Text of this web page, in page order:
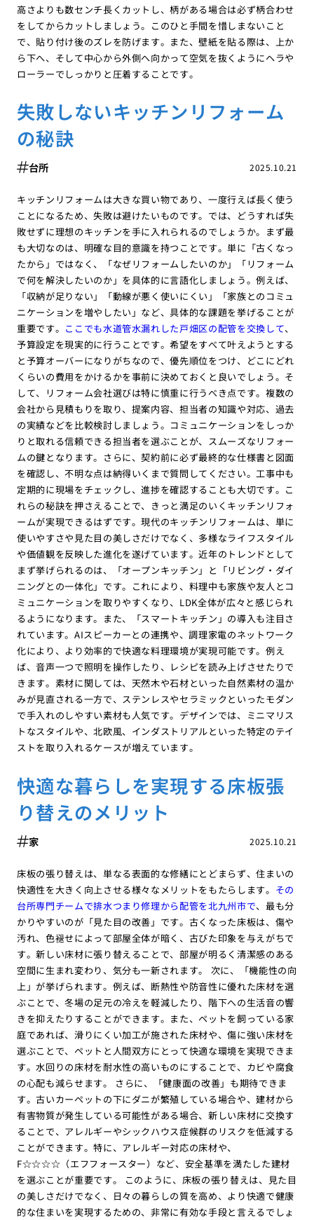
高さよりも数センチ長くカットし、柄がある場合は必ず柄合わせ
をしてからカットしましょう。このひと手間を惜しまないこと
で、貼り付け後のズレを防げます。また、壁紙を貼る際は、上か
ら下へ、そして中心から外側へ向かって空気を抜くようにヘラや
ローラーでしっかりと圧着することです。
失敗しないキッチンリフォーム
の秘訣
2025.10.21
台所
キッチンリフォームは大きな買い物であり、一度行えば長く使う
ことになるため、失敗は避けたいものです。では、どうすれば失
敗せずに理想のキッチンを手に入れられるのでしょうか。まず最
も大切なのは、明確な目的意識を持つことです。単に「古くなっ
たから」ではなく、「なぜリフォームしたいのか」「リフォーム
で何を解決したいのか」を具体的に言語化しましょう。例えば、
「収納が足りない」「動線が悪く使いにくい」「家族とのコミュ
ニケーションを増やしたい」など、具体的な課題を挙げることが
重要です。 ここでも水道管水漏れした戸畑区の配管を交換して、
予算設定を現実的に行うことです。希望をすべて叶えようとする
と予算オーバーになりがちなので、優先順位をつけ、どこにどれ
くらいの費用をかけるかを事前に決めておくと良いでしょう。そ
して、リフォーム会社選びは特に慎重に行うべき点です。複数の
会社から見積もりを取り、提案内容、担当者の知識や対応、過去
の実績などを比較検討しましょう。コミュニケーションをしっか
りと取れる信頼できる担当者を選ぶことが、スムーズなリフォー
ムの鍵となります。さらに、契約前に必ず最終的な仕様書と図面
を確認し、不明な点は納得いくまで質問してください。工事中も
定期的に現場をチェックし、進捗を確認することも大切です。こ
れらの秘訣を押さえることで、きっと満足のいくキッチンリフォ
ームが実現できるはずです。現代のキッチンリフォームは、単に
使いやすさや見た目の美しさだけでなく、多様なライフスタイル
や価値観を反映した進化を遂げています。近年のトレンドとして
まず挙げられるのは、「オープンキッチン」と「リビング・ダイ
ニングとの一体化」です。これにより、料理中も家族や友人とコ
ミュニケーションを取りやすくなり、LDK全体が広々と感じられ
るようになります。また、「スマートキッチン」の導入も注目さ
れています。AIスピーカーとの連携や、調理家電のネットワーク
化により、より効率的で快適な料理環境が実現可能です。例え
ば、音声一つで照明を操作したり、レシピを読み上げさせたりで
きます。素材に関しては、天然木や石材といった自然素材の温か
みが見直される一方で、ステンレスやセラミックといったモダン
で手入れのしやすい素材も人気です。デザインでは、ミニマリス
トなスタイルや、北欧風、インダストリアルといった特定のテイ
ストを取り入れるケースが増えています。
快適な暮らしを実現する床板張
り替えのメリット
2025.10.21
家
床板の張り替えは、単なる表面的な修繕にとどまらず、住まいの
快適性を大きく向上させる様々なメリットをもたらします。 その
台所専門チームで排水つまり修理から配管を北九州市で、最も分
かりやすいのが「見た目の改善」です。古くなった床板は、傷や
汚れ、色褪せによって部屋全体が暗く、古びた印象を与えがちで
す。新しい床材に張り替えることで、部屋が明るく清潔感のある
空間に生まれ変わり、気分も一新されます。 次に、「機能性の向
上」が挙げられます。例えば、断熱性や防音性に優れた床材を選
ぶことで、冬場の足元の冷えを軽減したり、階下への生活音の響
きを抑えたりすることができます。また、ペットを飼っている家
庭であれば、滑りにくい加工が施された床材や、傷に強い床材を
選ぶことで、ペットと人間双方にとって快適な環境を実現できま
す。水回りの床材を耐水性の高いものにすることで、カビや腐食
の心配も減らせます。 さらに、「健康面の改善」も期待できま
す。古いカーペットの下にダニが繁殖している場合や、建材から
有害物質が発生している可能性がある場合、新しい床材に交換す
ることで、アレルギーやシックハウス症候群のリスクを低減する
ことができます。特に、アレルギー対応の床材や、
F☆☆☆☆（エフフォースター）など、安全基準を満たした建材
を選ぶことが重要です。 このように、床板の張り替えは、見た目
の美しさだけでなく、日々の暮らしの質を高め、より快適で健康
的な住まいを実現するための、非常に有効な手段と言えるでしょ